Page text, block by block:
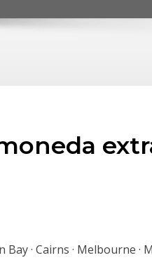
· Cairns · Melbourne ·